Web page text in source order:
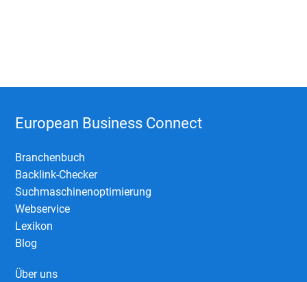
European Business Connect
Branchenbuch
Backlink-Checker
Suchmaschinenoptimierung
Webservice
Lexikon
Blog
Über uns